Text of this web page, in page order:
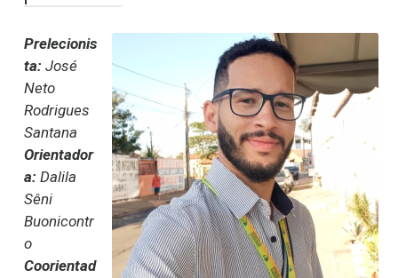
Prelecionis
ta: José
Neto
Rodrigues
Santana
Orientador
a: Dalila
Sêni
Buonicontr
o
Coorientad